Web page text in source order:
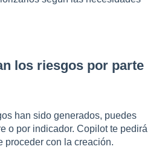
los riesgos por parte
han sido generados, puedes
o por indicador. Copilot te pedirá
proceder con la creación.